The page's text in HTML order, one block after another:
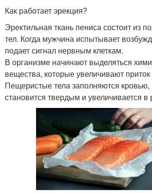
Как работает эрекция?
Эректильная ткань пениса состоит из
тел. Когда мужчина испытывает
подает сигнал нервным клеткам.
В организме начинают выделяться
вещества, которые увеличивают приток
Пещеристые тела заполняются кровью,
становится твердым и увеличивается в